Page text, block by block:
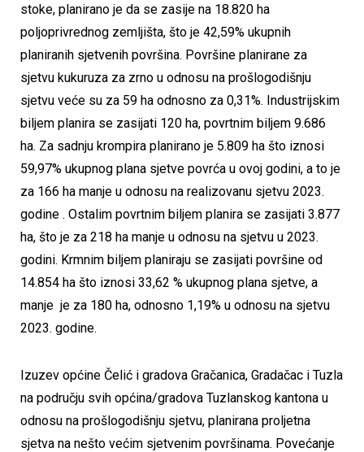
stoke, planirano je da se zasije na 18.820 ha
poljoprivrednog zemljišta, što je 42,59% ukupnih
planiranih sjetvenih površina. Površine planirane za
sjetvu kukuruza za zrno u odnosu na prošlogodišnju
sjetvu veće su za 59 ha odnosno za 0,31%. Industrijskim
biljem planira se zasijati 120 ha, povrtnim biljem 9.686
ha. Za sadnju krompira planirano je 5.809 ha što iznosi
59,97% ukupnog plana sjetve povrća u ovoj godini, a to je
za 166 ha manje u odnosu na realizovanu sjetvu 2023.
godine . Ostalim povrtnim biljem planira se zasijati 3.877
ha, što je za 218 ha manje u odnosu na sjetvu u 2023.
godini. Krmnim biljem planiraju se zasijati površine od
14.854 ha što iznosi 33,62 % ukupnog plana sjetve, a
manje je za 180 ha, odnosno 1,19% u odnosu na sjetvu
2023. godine.
Izuzev općine Čelić i gradova Gračanica, Gradačac i Tuzla
na području svih općina/gradova Tuzlanskog kantona u
odnosu na prošlogodišnju sjetvu, planirana proljetna
sjetva na nešto većim sjetvenim površinama. Povećanje